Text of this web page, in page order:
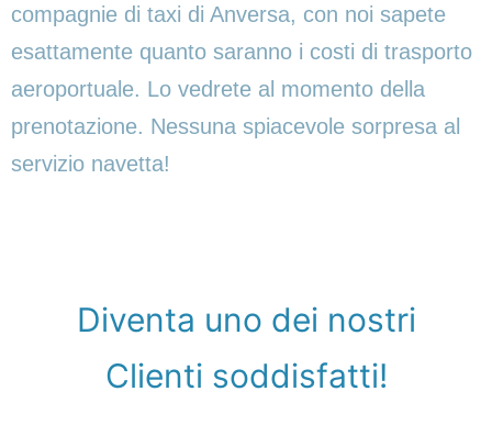
compagnie di taxi di Anversa, con noi sapete
esattamente quanto saranno i costi di trasporto
aeroportuale. Lo vedrete al momento della
prenotazione. Nessuna spiacevole sorpresa al
servizio navetta!
Diventa uno dei nostri
Clienti soddisfatti!